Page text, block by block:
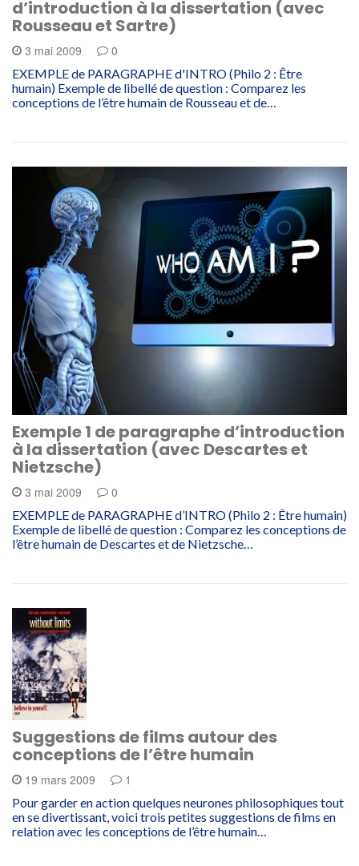
d’introduction à la dissertation (avec
Rousseau et Sartre)
3 mai 2009 0
EXEMPLE de PARAGRAPHE d'INTRO (Philo 2 : Être
humain) Exemple de libellé de question : Comparez les
conceptions de l’être humain de Rousseau et de…
Exemple 1 de paragraphe d’introduction
à la dissertation (avec Descartes et
Nietzsche)
3 mai 2009 0
EXEMPLE de PARAGRAPHE d’INTRO (Philo 2 : Être humain)
Exemple de libellé de question : Comparez les conceptions de
l’être humain de Descartes et de Nietzsche…
Suggestions de films autour des
conceptions de l’être humain
19 mars 2009 1
Pour garder en action quelques neurones philosophiques tout
en se divertissant, voici trois petites suggestions de films en
relation avec les conceptions de l’être humain…